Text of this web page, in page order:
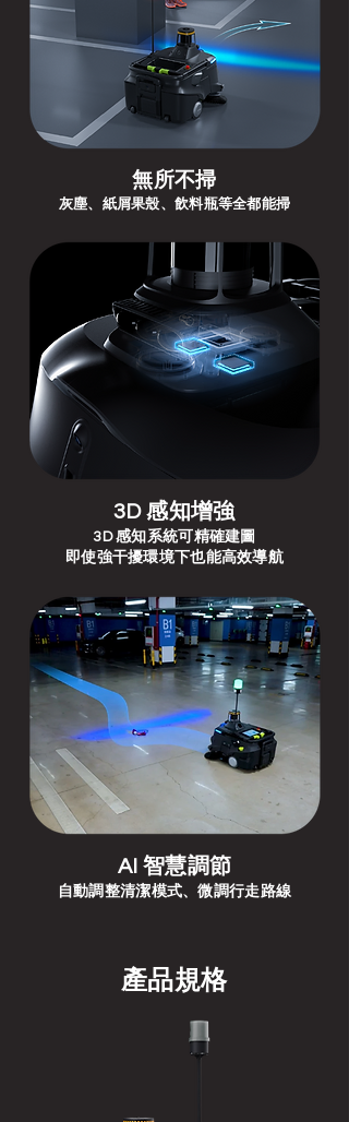
無所不掃
灰塵、紙屑果殼、飲料瓶等全都能掃
3D 感知增強
3D 感知系統可精確建圖
即使強干擾環境下也能高效導航
AI 智慧調節
自動調整清潔模式、微調行走路線
​產品規格